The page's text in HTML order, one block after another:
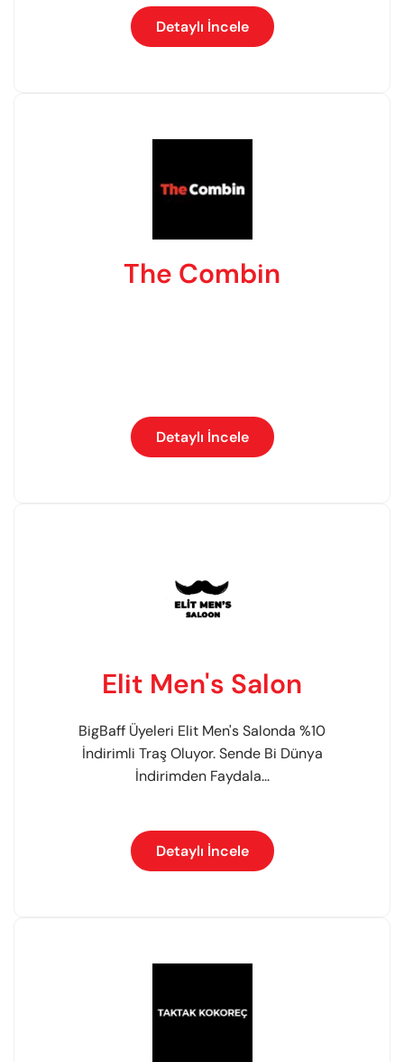
Detaylı İncele
The Combin
Detaylı İncele
Elit Men's Salon
BigBaff Üyeleri Elit Men's Salonda %10
İndirimli Traş Oluyor. Sende Bi Dünya
İndirimden Faydala...
Detaylı İncele